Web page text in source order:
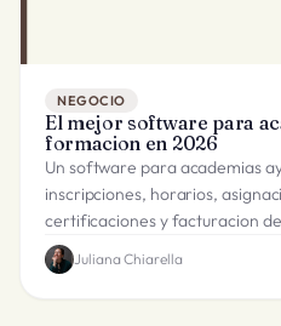
NEGOCIO
El mejor software para
formacion en 2026
Un software para academias
inscripciones, horarios,
certificaciones y facturacion
Juliana Chiarella